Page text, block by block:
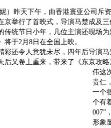
昨天下午，由香港寰亚公司斥资
京举行了首映式，导演马楚成及
传统节日小年，几位主演还现场
于2月8日在全国上映。
还令人意犹未尽，四年后导演马
后又卷土重来，带来了《东京攻略
伟这
贵仁
一个
个有
007”
形象